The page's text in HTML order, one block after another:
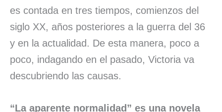
es contada en tres tiempos, comienzos del
siglo XX, años posteriores a la guerra del 36
y en la actualidad. De esta manera, poco a
poco, indagando en el pasado, Victoria va
descubriendo las causas.
“La aparente normalidad” es una novela